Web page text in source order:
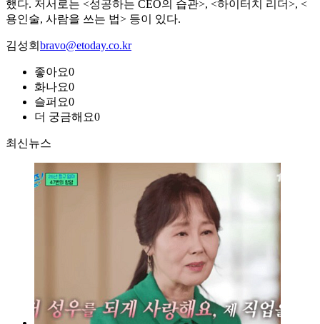
했다. 저서로는 <성공하는 CEO의 습관>, <하이터치 리더>, <
용인술, 사람을 쓰는 법> 등이 있다.
김성회 bravo@etoday.co.kr
좋아요0
화나요0
슬퍼요0
더 궁금해요0
최신뉴스